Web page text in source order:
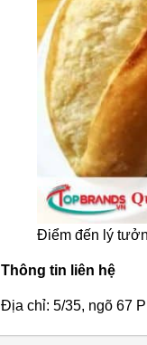
Điểm đến lý
Thông tin liên hệ
Địa chỉ: 5/35, ngõ 67